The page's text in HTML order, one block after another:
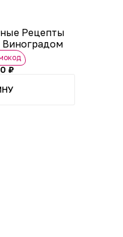
Рецепты
Виноградом
₽